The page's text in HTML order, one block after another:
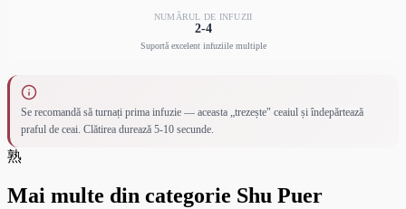
NUMĂRUL DE INFUZII
2-4
Suportă excelent infuziile multiple
Se recomandă să turnați prima infuzie — aceasta „trezește" ceaiul și îndepărtează
praful de ceai. Clătirea durează 5-10 secunde.
熟
Mai multe din categorie Shu Puer